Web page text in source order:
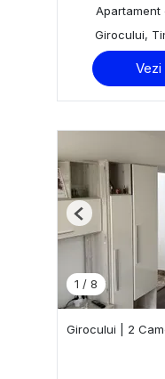
Apartament
Girocului,
Vezi
1 / 8
Previous
Girocului | 2